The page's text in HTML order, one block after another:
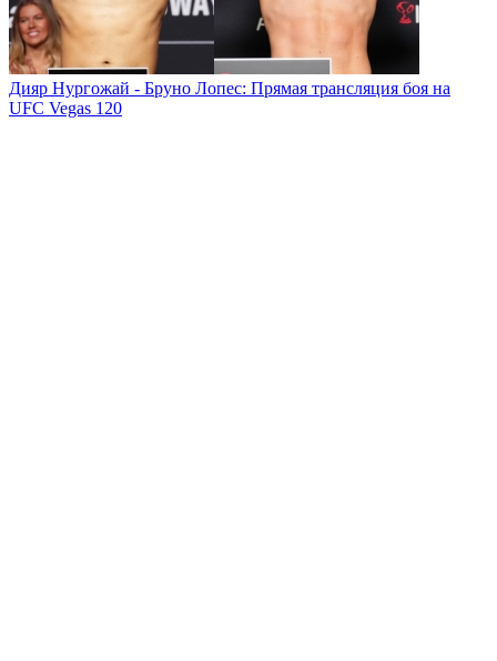
Дияр Нургожай - Бруно Лопес: Прямая трансляция боя на
UFC Vegas 120